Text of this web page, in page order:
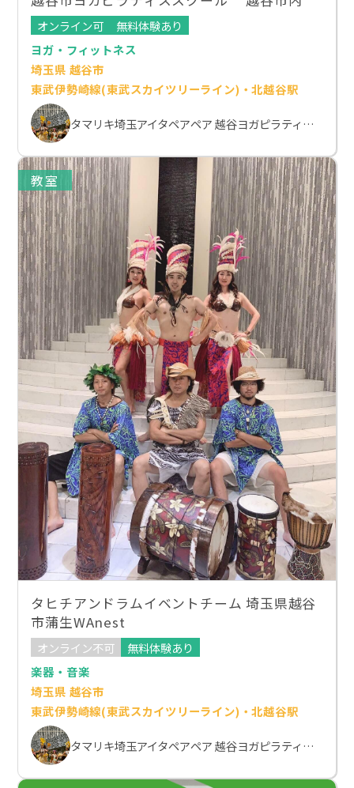
オンライン可
無料体験あり
ヨガ・フィットネス
埼玉県 越谷市
東武伊勢崎線(東武スカイツリーライン)・北越谷駅
タマリキ埼玉アイタペアペア 越谷ヨガピラティススクール
教室
タヒチアンドラムイベントチーム 埼玉県越谷
市蒲生WAnest
オンライン不可
無料体験あり
楽器・音楽
埼玉県 越谷市
東武伊勢崎線(東武スカイツリーライン)・北越谷駅
タマリキ埼玉アイタペアペア 越谷ヨガピラティススクール